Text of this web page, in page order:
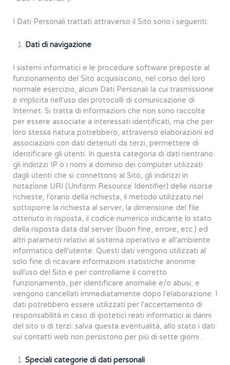
I Dati Personali trattati attraverso il Sito sono i seguenti:
Dati di navigazione
I sistemi informatici e le procedure software preposte al
funzionamento del Sito acquisiscono, nel corso del loro
normale esercizio, alcuni Dati Personali la cui trasmissione
è implicita nell'uso dei protocolli di comunicazione di
Internet. Si tratta di informazioni che non sono raccolte
per essere associate a interessati identificati, ma che per
loro stessa natura potrebbero, attraverso elaborazioni ed
associazioni con dati detenuti da terzi, permettere di
identificare gli utenti. In questa categoria di dati rientrano
gli indirizzi IP o i nomi a dominio dei computer utilizzati
dagli utenti che si connettono al Sito, gli indirizzi in
notazione URI (Uniform Resource Identifier) delle risorse
richieste, l'orario della richiesta, il metodo utilizzato nel
sottoporre la richiesta al server, la dimensione del file
ottenuto in risposta, il codice numerico indicante lo stato
della risposta data dal server (buon fine, errore, etc.) ed
altri parametri relativi al sistema operativo e all'ambiente
informatico dell'utente. Questi dati vengono utilizzati al
solo fine di ricavare informazioni statistiche anonime
sull'uso del Sito e per controllarne il corretto
funzionamento, per identificare anomalie e/o abusi, e
vengono cancellati immediatamente dopo l'elaborazione. I
dati potrebbero essere utilizzati per l'accertamento di
responsabilità in caso di ipotetici reati informatici ai danni
del sito o di terzi: salva questa eventualità, allo stato i dati
sui contatti web non persistono per più di sette giorni .
Speciali categorie di dati personali